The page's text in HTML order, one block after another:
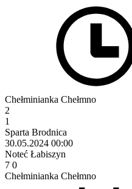
Chełminianka Chełmno
2
1
Sparta Brodnica
30.05.2024 00:00
Noteć Łabiszyn
7 0
Chełminianka Chełmno